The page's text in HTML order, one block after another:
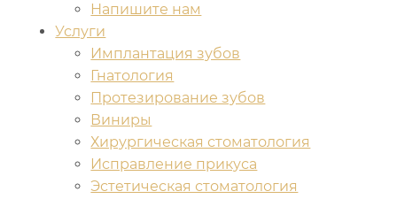
Напишите нам
Услуги
Имплантация зубов
Гнатология
Протезирование зубов
Виниры
Хирургическая стоматология
Исправление прикуса
Эстетическая стоматология